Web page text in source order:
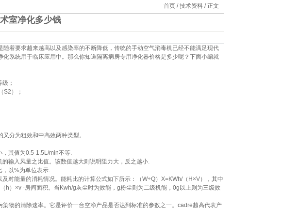
首页 /技术资料 / 正文
室净化多少钱
着要求越来越高以及感染率的不断降低，传统的手动空气消毒机已经不能满足现代
系统用于临床应用中。那么你知道隔离病房专用净化器价格是多少呢？下面小编就
；
S2）；
分为粗效和中高效两种类型。
其值为0.5-1.5L/min不等.
输入风量之比值。该数值越大则说明阻力大，反之越小.
以%为单位表示.
对能量的消耗情况。能耗比的计算公式如下所示：（W÷Q）X=KWh/（H×V），其中
h）×v -房间面积。当Kwh/g灰尘时为效能，g粉尘则为二级机能，0g以上则为三级效
物的清除速率。它是评价一台空净产品是否达到标准的参数之一。cadre越高代表产